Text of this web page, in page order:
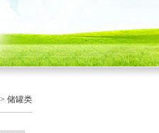
> 储罐类